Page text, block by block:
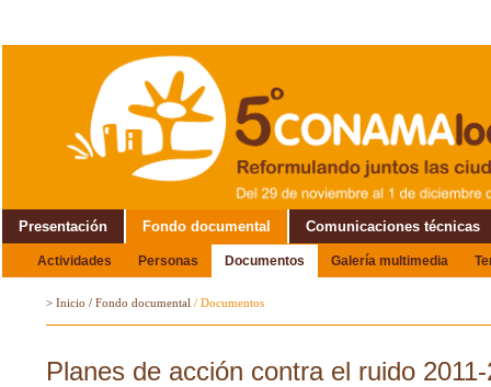
Presentación Fondo documental Comunicaciones técnicas
Actividades Personas Documentos Galería multimedia
Alrededor del Encuentro
> Inicio / Fondo documental / Documentos
Planes de acción contra el ruido